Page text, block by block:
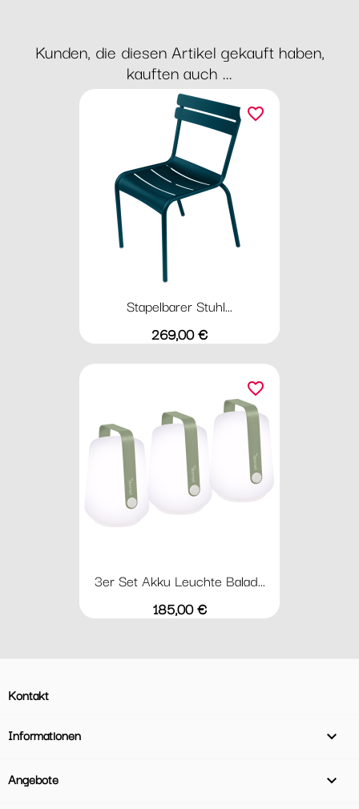
Kunden, die diesen Artikel gekauft haben,
kauften auch ...
Stapelbarer Stuhl...
Preis
269,00 €
favorite_border
3er Set Akku Leuchte Balad...
Preis
185,00 €
favorite_border
Kontakt
Informationen 
Angebote 